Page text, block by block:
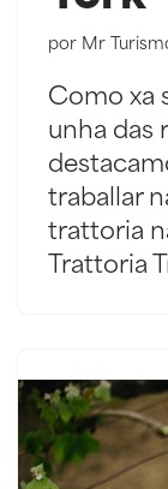
por Mr
Como xa
unha das
traballar
trattoria
Trattoria